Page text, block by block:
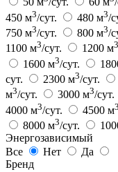
450 м3/сут. 480 м3/
750 м3/сут. 800 м3/
1100 м3/сут. 1200 м3
1600 м3/сут.
сут.
2300 м3/сут.
м3/сут. 3000 м3/сут.
4000 м3/сут. 4500 м3
8000 м3/сут.
Энергозависимый
Все
Нет
Да
Бренд